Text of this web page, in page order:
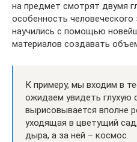
на предмет смотрят двумя
особенность человеческого
научились с помощью
материалов создавать
К примеру, мы входим в
ожидаем увидеть глухую
вырисовывается вполне
уходящая в цветущий
дыра, а за ней – космос.